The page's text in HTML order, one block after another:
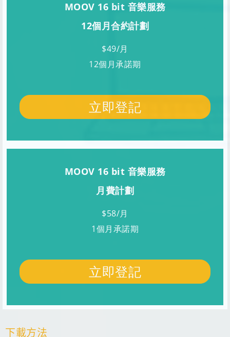
MOOV 16 bit 音樂服務
12個月合約計劃
$49/月
12個月承諾期
立即登記
MOOV 16 bit 音樂服務
月費計劃
$58/月
1個月承諾期
立即登記
下載方法